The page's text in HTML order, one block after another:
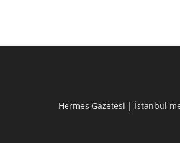
Hermes Gazetesi | İstanbul